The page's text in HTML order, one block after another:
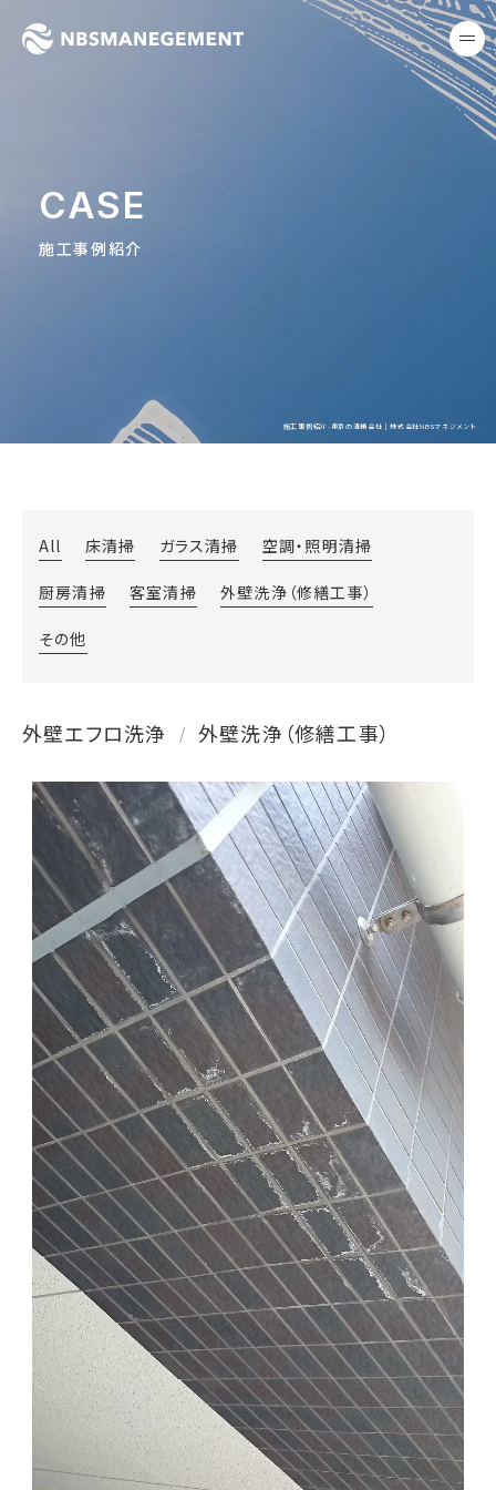
東京の清掃会社｜株式会社
施工事例紹介-東京の清掃会社｜株式会社NBSマネジメント
CASE
施工事例紹介
All 床清掃 ガラス清掃 空調・照明清掃
厨房清掃 客室清掃 外壁洗浄（修繕工事）
その他
外壁エフロ洗浄 / 外壁洗浄（修繕工事）